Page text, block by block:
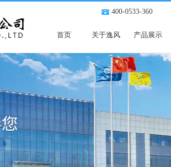
400-0533-360
首页 关于逸风 产品展示